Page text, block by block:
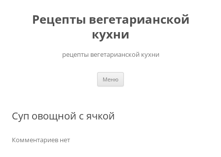
Рецепты вегетарианской
кухни
рецепты вегетарианской кухни
Меню
Суп овощной с ячкой
Комментариев нет